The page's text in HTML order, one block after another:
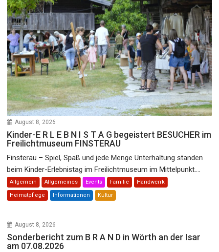
August 8, 2026
Kinder-E R L E B N I S T A G begeistert BESUCHER im
Freilichtmuseum FINSTERAU
Finsterau – Spiel, Spaß und jede Menge Unterhaltung standen
beim Kinder-Erlebnistag im Freilichtmuseum im Mittelpunkt....
Allgemein Allgemeines Events Familie Handwerrk
Heimatpflege Informationen Kultur
August 8, 2026
Sonderbericht zum B R A N D in Wörth an der Isar
am 07.08.2026